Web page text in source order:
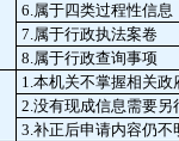
6.属于四类过程性信息
7.属于行政执法案卷
8.属于行政查询事项
1.本机关不掌握相关政
2.没有现成信息需要另
3.补正后申请内容仍不